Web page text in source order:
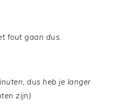
fout gaan dus.
dus heb je langer
zijn)